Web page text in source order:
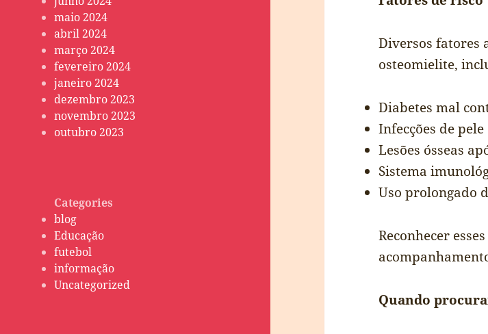
maio 2024
abril 2024
março 2024
fevereiro 2024
janeiro 2024
dezembro 2023
novembro 2023
outubro 2023
Categories
blog
Educação
futebol
informação
Uncategorized
Diversos fatores
osteomielite,
Diabetes mal
Infecções de
Lesões ósseas
Sistema
Uso prolongado
Reconhecer
Quando